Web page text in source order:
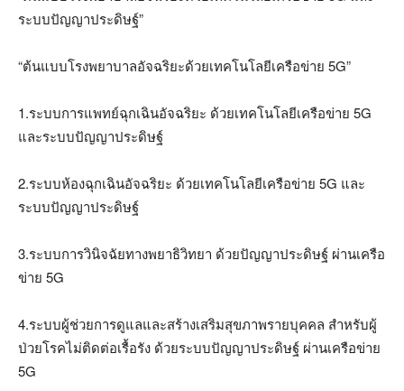
ระบบปัญญาประดิษฐ์”
“ต้นแบบโรงพยาบาลอัจฉริยะด้วยเทคโนโลยีเครือข่าย 5G”
1.ระบบการแพทย์ฉุกเฉินอัจฉริยะ ด้วยเทคโนโลยีเครือข่าย 5G
และระบบปัญญาประดิษฐ์
2.ระบบห้องฉุกเฉินอัจฉริยะ ด้วยเทคโนโลยีเครือข่าย 5G และ
ระบบปัญญาประดิษฐ์
3.ระบบการวินิจฉัยทางพยาธิวิทยา ด้วยปัญญาประดิษฐ์ ผ่านเครือ
ข่าย 5G
4.ระบบผู้ช่วยการดูแลและสร้างเสริมสุขภาพรายบุคคล สำหรับผู้
ป่วยโรคไม่ติดต่อเรื้อรัง ด้วยระบบปัญญาประดิษฐ์ ผ่านเครือข่าย
5G